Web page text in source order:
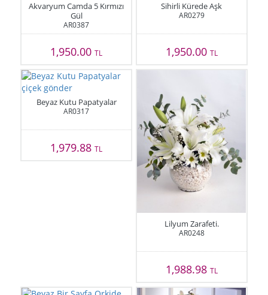
Akvaryum Camda 5 Kırmızı
Gül
AR0387
1,950.00TL
Sihirli Kürede Aşk
AR0279
1,950.00 TL
Beyaz Kutu Papatyalar
AR0317
1,979.88TL
Lilyum Zarafeti.
AR0248
1,988.98 TL